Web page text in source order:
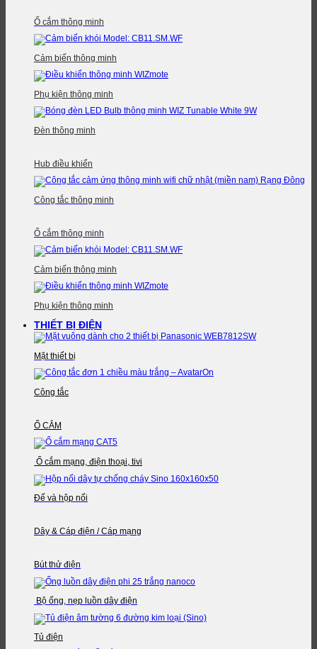
Ổ cắm thông minh
Cảm biến thông minh
Phụ kiện thông minh
Đèn thông minh
Hub điều khiển
Công tắc thông minh
Ổ cắm thông minh
Cảm biến thông minh
Phụ kiện thông minh
THIẾT BỊ ĐIỆN
Mặt thiết bị
Công tắc
Ổ CẮM
Ổ cắm mạng, điện thoại, tivi
Đế và hộp nối
Dây & Cáp điện / Cáp mạng
Bút thử điện
Bộ ống, nẹp luồn dây điện
Tủ điện